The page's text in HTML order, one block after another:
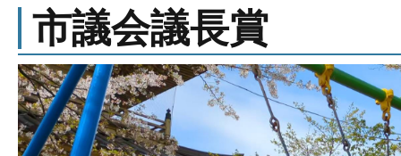
市議会議長賞